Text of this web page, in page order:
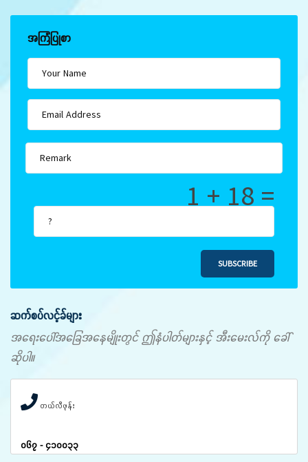
အကြံပြုစာ
1 + 18 =
SUBSCRIBE
ဆက်စပ်လင့်ခ်များ
အရေးပေါ်အခြေအနေမျိုးတွင် ဤနံပါတ်များနှင့် အီးမေးလ်ကို ခေါ်
ဆိုပါ။
တယ်လီဖုန်း
၀၆၇ - ၄၁၀၀၃၃